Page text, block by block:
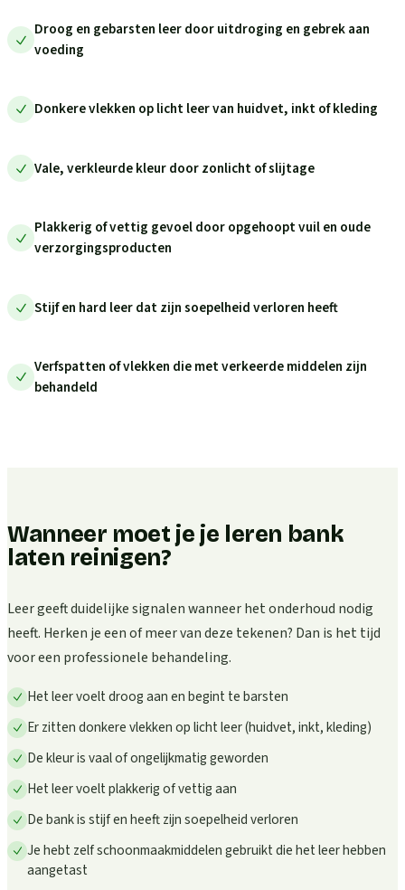
Droog en gebarsten leer door uitdroging en gebrek aan
voeding
Donkere vlekken op licht leer van huidvet, inkt of kleding
Vale, verkleurde kleur door zonlicht of slijtage
Plakkerig of vettig gevoel door opgehoopt vuil en oude
verzorgingsproducten
Stijf en hard leer dat zijn soepelheid verloren heeft
Verfspatten of vlekken die met verkeerde middelen zijn
behandeld
Wanneer moet je je leren bank
laten reinigen?
Leer geeft duidelijke signalen wanneer het onderhoud nodig
heeft. Herken je een of meer van deze tekenen? Dan is het tijd
voor een professionele behandeling.
Het leer voelt droog aan en begint te barsten
Er zitten donkere vlekken op licht leer (huidvet, inkt, kleding)
De kleur is vaal of ongelijkmatig geworden
Het leer voelt plakkerig of vettig aan
De bank is stijf en heeft zijn soepelheid verloren
Je hebt zelf schoonmaakmiddelen gebruikt die het leer hebben
aangetast